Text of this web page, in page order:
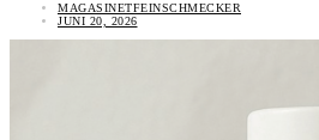
MAGASINETFEINSCHMECKER
JUNI 20, 2026